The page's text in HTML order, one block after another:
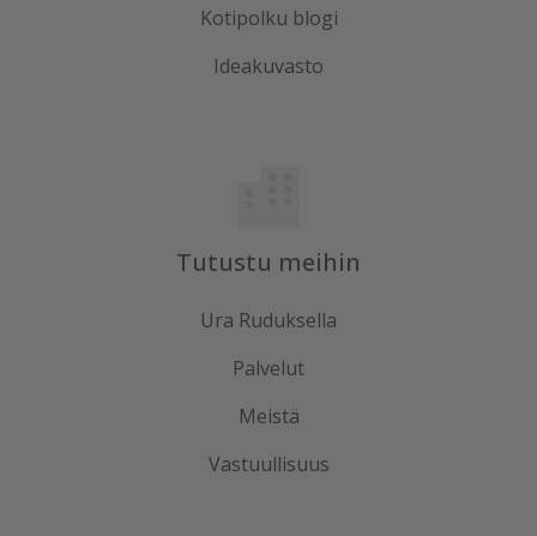
Kotipolku blogi
Ideakuvasto
Tutustu meihin
Ura Ruduksella
Palvelut
Meistä
Vastuullisuus